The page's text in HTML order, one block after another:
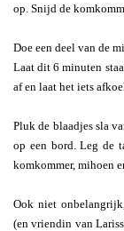
op. Snijd de
Doe een deel van de
Laat dit 6 minuten
af en laat het iets
Pluk de blaadjes sla
op een bord. Leg de
komkommer, mihoen
Ook niet
(en vriendin van